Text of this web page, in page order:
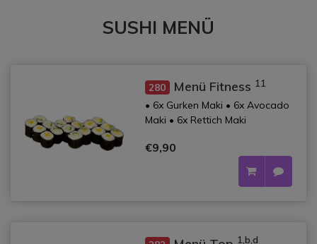
SUSHI MENÜ
280 Menü Fitness 11
• 6x Gurken Maki • 6x Avocado
Maki • 6x Rettich Maki
€9,90
1,b,d